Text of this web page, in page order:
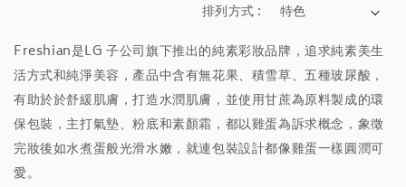
排列方式 :
Freshian是LG 子公司旗下推出的純素彩妝品牌，追求純素美生
活方式和純淨美容，產品中含有無花果、積雪草、五種玻尿酸，
有助於於舒緩肌膚，打造水潤肌膚，並使用甘蔗為原料製成的環
保包裝，主打氣墊、粉底和素顏霜，都以雞蛋為訴求概念，象徵
完妝後如水煮蛋般光滑水嫩，就連包裝設計都像雞蛋一樣圓潤可
愛。